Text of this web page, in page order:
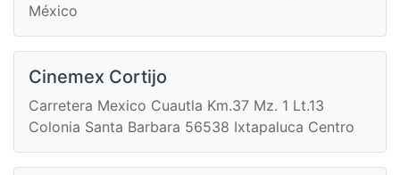
México
Cinemex Cortijo
Carretera Mexico Cuautla Km.37 Mz. 1 Lt.13
Colonia Santa Barbara 56538 Ixtapaluca Centro